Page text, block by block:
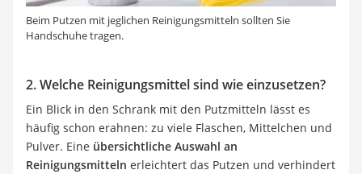
Beim Putzen mit jeglichen Reinigungsmitteln sollten Sie
Handschuhe tragen.
2. Welche Reinigungsmittel sind wie einzusetzen?
Ein Blick in den Schrank mit den Putzmitteln lässt es
häufig schon erahnen: zu viele Flaschen, Mittelchen und
Pulver. Eine übersichtliche Auswahl an
Reinigungsmitteln erleichtert das Putzen und verhindert